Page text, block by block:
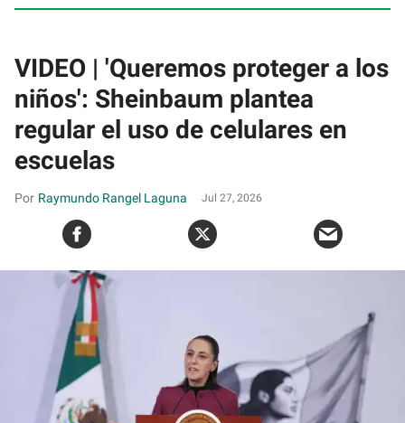
VIDEO | 'Queremos proteger a los
niños': Sheinbaum plantea
regular el uso de celulares en
escuelas
Raymundo Rangel Laguna Jul 27, 2026